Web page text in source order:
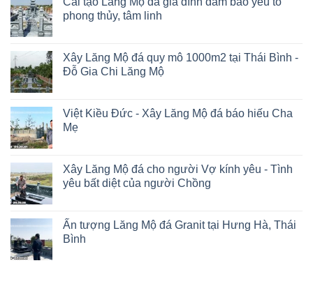
phong thủy, tâm linh
Xây Lăng Mộ đá quy mô 1000m2 tại Thái Bình -
Đỗ Gia Chi Lăng Mộ
Việt Kiều Đức - Xây Lăng Mộ đá báo hiếu Cha
Mẹ
Xây Lăng Mộ đá cho người Vợ kính yêu - Tình
yêu bất diệt của người Chồng
Ấn tượng Lăng Mộ đá Granit tại Hưng Hà, Thái
Bình